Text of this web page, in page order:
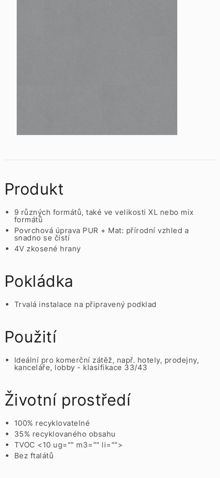
Produkt
9 různých formátů, také ve velikosti XL nebo mix
formátů
Povrchová úprava PUR + Mat: přírodní vzhled a
snadno se čistí
4V zkosené hrany
Pokládka
Trvalá instalace na připravený podklad
Použití
Ideální pro komerční zátěž, např. hotely, prodejny,
kanceláře, lobby - klasifikace 33/43
Životní prostředí
100% recyklovatelné
35% recyklovaného obsahu
TVOC <10 ug="" m3="" li="">
Bez ftalátů